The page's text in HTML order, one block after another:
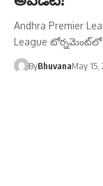
Andhra Premier
League టోర్నమెంట్‌లో
ByBhuvanaMay 15,